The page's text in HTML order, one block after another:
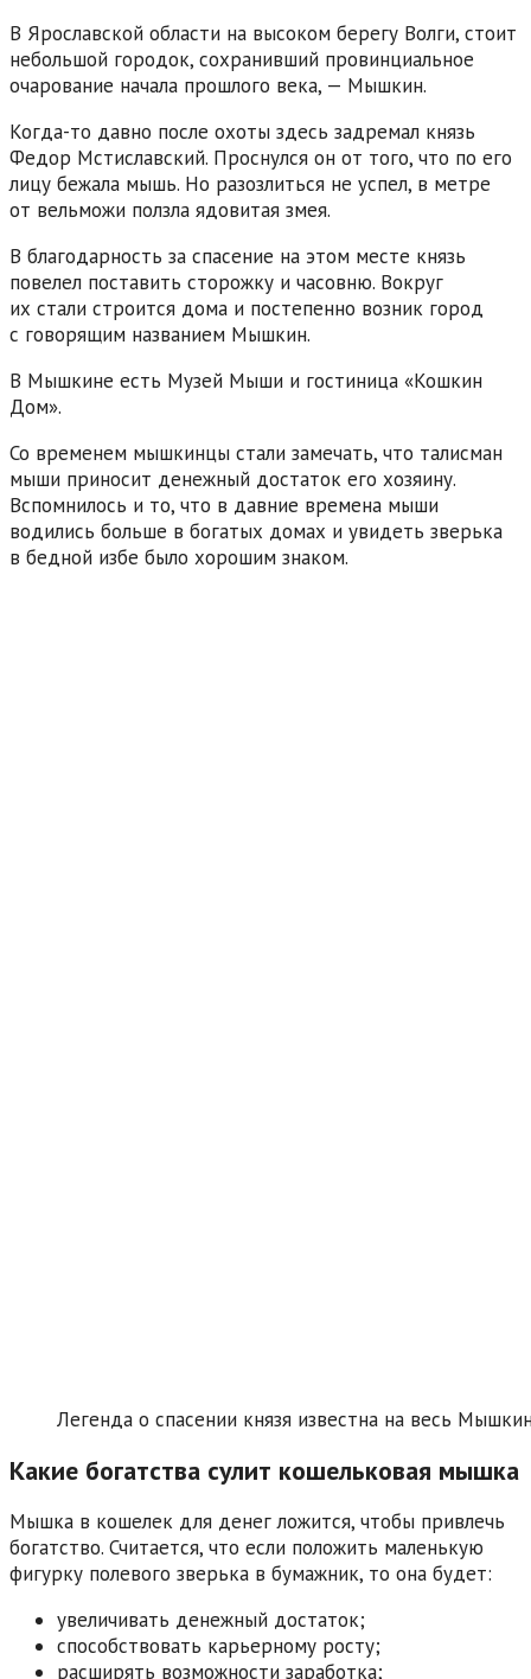
В Ярославской области на высоком берегу Волги, стоит
небольшой городок, сохранивший провинциальное
очарование начала прошлого века, — Мышкин.
Когда-то давно после охоты здесь задремал князь
Федор Мстиславский. Проснулся он от того, что по его
лицу бежала мышь. Но разозлиться не успел, в метре
от вельможи ползла ядовитая змея.
В благодарность за спасение на этом месте князь
повелел поставить сторожку и часовню. Вокруг
их стали строится дома и постепенно возник город
с говорящим названием Мышкин.
В Мышкине есть Музей Мыши и гостиница «Кошкин
Дом».
Со временем мышкинцы стали замечать, что талисман
мыши приносит денежный достаток его хозяину.
Вспомнилось и то, что в давние времена мыши
водились больше в богатых домах и увидеть зверька
в бедной избе было хорошим знаком.
Легенда о спасении князя известна на весь
Какие богатства сулит кошельковая мышка
Мышка в кошелек для денег ложится, чтобы привлечь
богатство. Считается, что если положить маленькую
фигурку полевого зверька в бумажник, то она будет:
увеличивать денежный достаток;
способствовать карьерному росту;
расширять возможности заработка;